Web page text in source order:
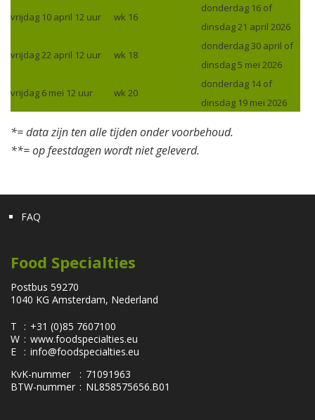
vrijdag 10 april 12 uur wk 16
donderdag 16 of
dinsdag 21 april 2026
vrijdag 22 april 12 uur wk 18
donderdag 30 april of
dinsdag 5 mei 2026
vrijdag 6 mei 12 uur wk 20
donderdag 14 of
dinsdag 19 mei 2026
*= data zijn ten alle tijden onder voorbehoud.
**= op feestdagen wordt niet geleverd.
FAQ
Food Specialties
Postbus 59270
1040 KG Amsterdam, Nederland
T
: +31 (0)85 7607100
W : www.foodspecialties.eu
E
: info@foodspecialties.eu
KvK-nummer
: 71091963
BTW-nummer : NL858575656.B01